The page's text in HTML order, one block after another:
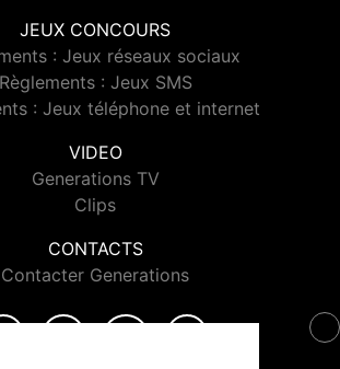
JEUX CONCOURS
: Jeux réseaux sociaux
Règlements : Jeux SMS
: Jeux téléphone et internet
VIDEO
Generations TV
Clips
CONTACTS
Contacter Generations